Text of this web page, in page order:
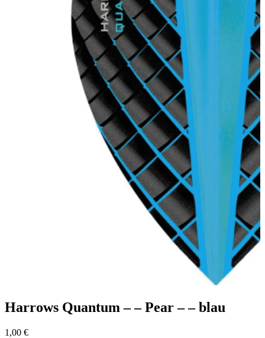
Harrows Quantum – – Pear – – blau
1,00 €